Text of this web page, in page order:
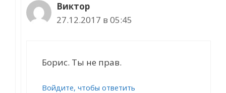
Виктор
27.12.2017 в 05:45
Борис. Ты не прав.
Войдите, чтобы ответить